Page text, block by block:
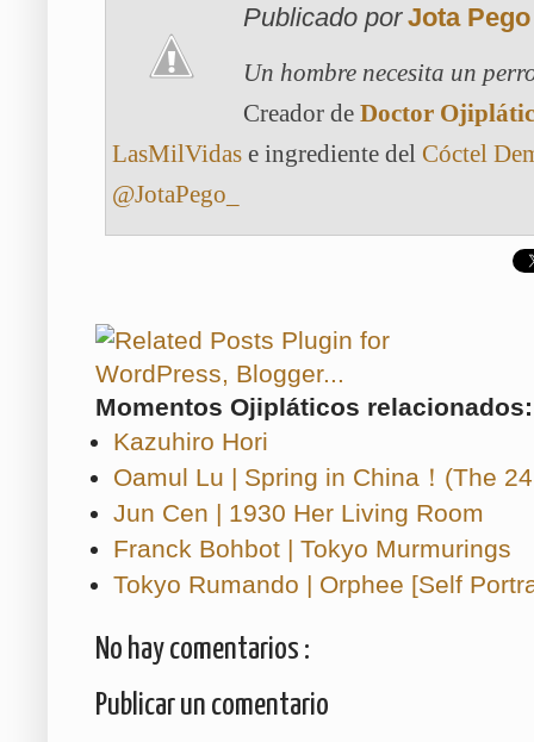
Publicado por Jota Pego
Un hombre necesita un
Creador de Doctor
LasMilVidas e ingrediente del Cóctel
@JotaPego_
Momentos Ojipláticos relacionados:
Kazuhiro Hori
Oamul Lu | Spring in China！(The
Jun Cen | 1930 Her Living Room
Franck Bohbot | Tokyo Murmurings
Tokyo Rumando | Orphee [Self
No hay comentarios :
Publicar un comentario